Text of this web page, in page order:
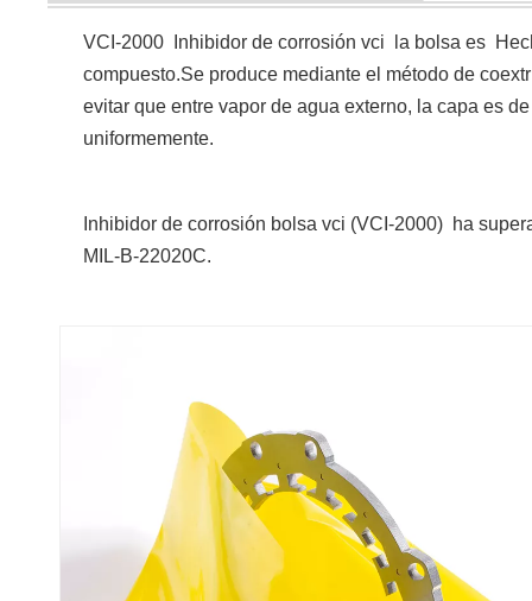
VCI-2000 Inhibidor de corrosión vci la bolsa es
compuesto.Se produce mediante el método de
evitar que entre vapor de agua externo, la capa es
uniformemente.
Inhibidor de corrosión bolsa vci (VCI-2000) ha
MIL-B-22020C.